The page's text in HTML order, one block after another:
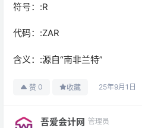
符号：:R
代码：:ZAR
含义：:源自“南非兰特”
赞 0 收藏 25年9月1日
吾爱会计网 管理员